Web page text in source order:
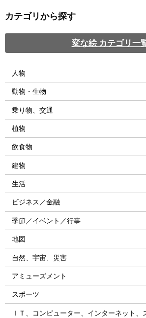
カテゴリから探す
変な絵 カテゴリ一
人物
動物・生物
乗り物、交通
植物
飲食物
建物
生活
ビジネス／金融
季節／イベント／行事
地図
自然、宇宙、災害
アミューズメント
スポーツ
ＩＴ、コンピューター、インターネット、